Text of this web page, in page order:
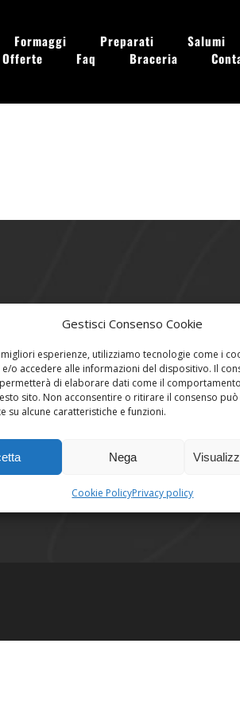
Gestisci Consenso Cookie
esperienze, utilizziamo tecnologie come i
o accedere alle informazioni del dispositivo. Il
di elaborare dati come il
sito. Non acconsentire o ritirare il consenso
su alcune caratteristiche e funzioni.
Nega
Cookie PolicyPrivacy policy
Formaggi Preparati Salumi
Offerte
Faq Braceria
Vendita
Social